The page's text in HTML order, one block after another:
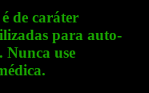
de caráter
para auto-
Nunca use